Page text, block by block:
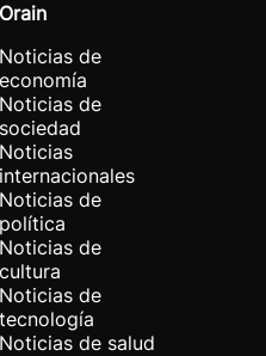
Orain
Noticias de
economía
Noticias de
sociedad
Noticias
internacionales
Noticias de
política
Noticias de
cultura
Noticias de
tecnología
Noticias de salud